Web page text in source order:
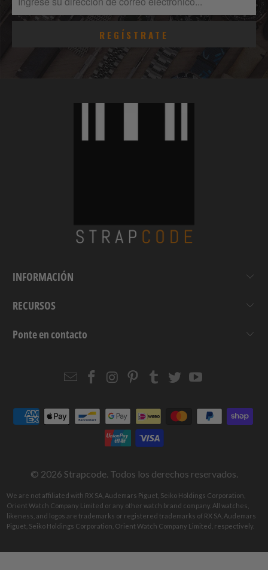
INFORMACIÓN
RECURSOS
Ponte en contacto
EmailStrapcode
Facebook
Strapcode
Instagram
Strapcode
Pinterest
Strapcode
Tumblr
Strapcode
TwitterYouTube
© 2026 Strapcode. Todos los derechos reservados.
We are not affiliated with RX SA, Audemars Piguet, Seiko Holdings Corporation,
Orient Watch Company Limited or any other watch brand company. All watches,
likeness, and logos are trademarks or registered trademarks of RX SA, Audemars
Piguet, Seiko Holdings Corporation, Orient Watch Company Limited, respectively.